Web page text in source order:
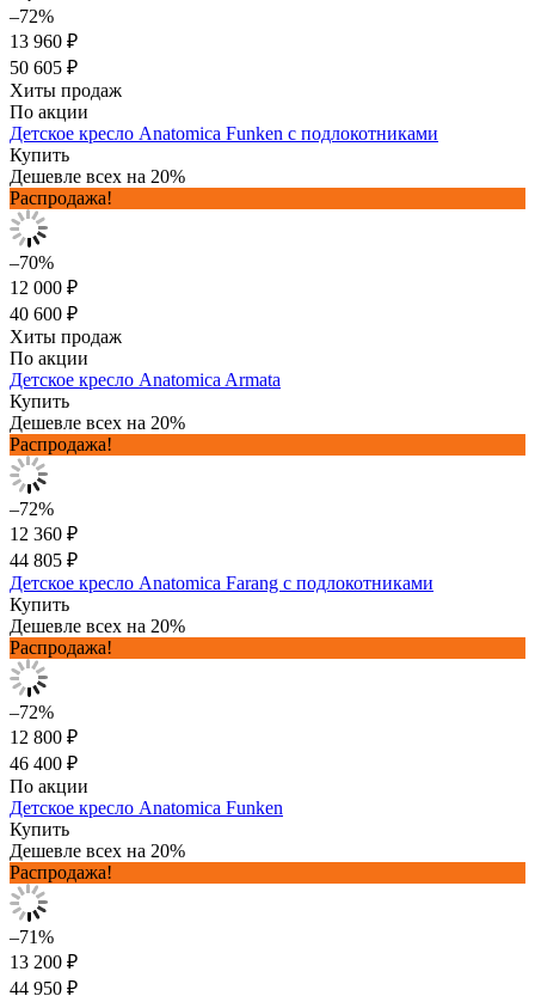
–72%
13 960 ₽
50 605 ₽
Хиты продаж
По акции
Детское кресло Anatomica Funken с подлокотниками
Купить
Дешевле всех на 20%
Распродажа!
–70%
12 000 ₽
40 600 ₽
Хиты продаж
По акции
Детское кресло Anatomica Armata
Купить
Дешевле всех на 20%
Распродажа!
–72%
12 360 ₽
44 805 ₽
Детское кресло Anatomica Farang с подлокотниками
Купить
Дешевле всех на 20%
Распродажа!
–72%
12 800 ₽
46 400 ₽
По акции
Детское кресло Anatomica Funken
Купить
Дешевле всех на 20%
Распродажа!
–71%
13 200 ₽
44 950 ₽